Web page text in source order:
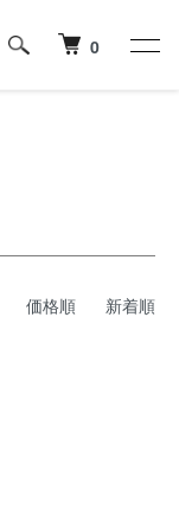
0
価格順 新着順